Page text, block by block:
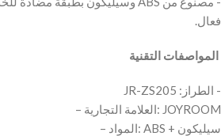
‫ المواصفات التقنية
‫- الطراز: JR-ZS205
– العلامة التجارية: JOYROOM
– المواد: ABS + سيليكون